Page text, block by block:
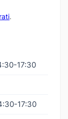
.
17:30
17:30